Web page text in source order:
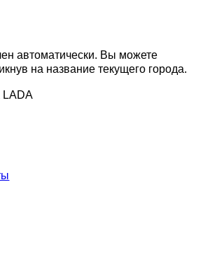
автоматически. Вы можете
на название текущего города.
LADA